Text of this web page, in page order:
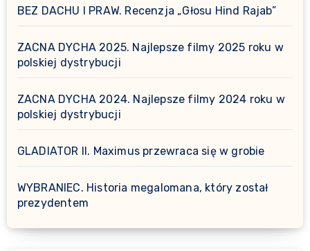
BEZ DACHU I PRAW. Recenzja „Głosu Hind Rajab”
ZACNA DYCHA 2025. Najlepsze filmy 2025 roku w
polskiej dystrybucji
ZACNA DYCHA 2024. Najlepsze filmy 2024 roku w
polskiej dystrybucji
GLADIATOR II. Maximus przewraca się w grobie
WYBRANIEC. Historia megalomana, który został
prezydentem